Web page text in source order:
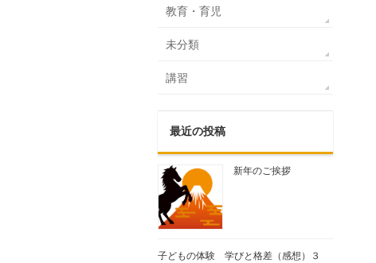
教育・育児
未分類
講習
最近の投稿
新年のご挨拶
子どもの体験 学びと格差（感想）３